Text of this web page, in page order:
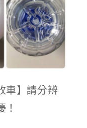
車】請分辨